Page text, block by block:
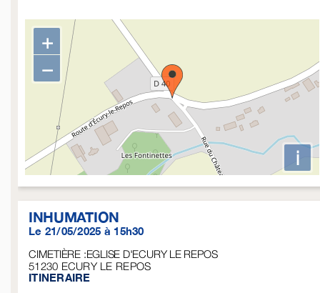
+
−
i
INHUMATION
Le 21/05/2025 à 15h30
CIMETIÈRE :EGLISE D'ECURY LE REPOS
51230 ECURY LE REPOS
ITINERAIRE